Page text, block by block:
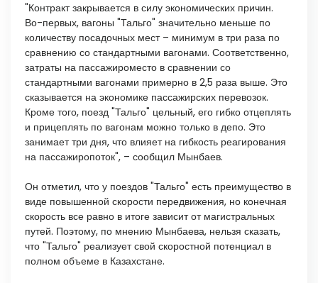
"Контракт закрывается в силу экономических причин.
Во-первых, вагоны "Тальго" значительно меньше по
количеству посадочных мест – минимум в три раза по
сравнению со стандартными вагонами. Соответственно,
затраты на пассажироместо в сравнении со
стандартными вагонами примерно в 2,5 раза выше. Это
сказывается на экономике пассажирских перевозок.
Кроме того, поезд "Тальго" цельный, его гибко отцеплять
и прицеплять по вагонам можно только в депо. Это
занимает три дня, что влияет на гибкость реагирования
на пассажиропоток", – сообщил Мынбаев.
Он отметил, что у поездов "Тальго" есть преимущество в
виде повышенной скорости передвижения, но конечная
скорость все равно в итоге зависит от магистральных
путей. Поэтому, по мнению Мынбаева, нельзя сказать,
что "Тальго" реализует свой скоростной потенциал в
полном объеме в Казахстане.